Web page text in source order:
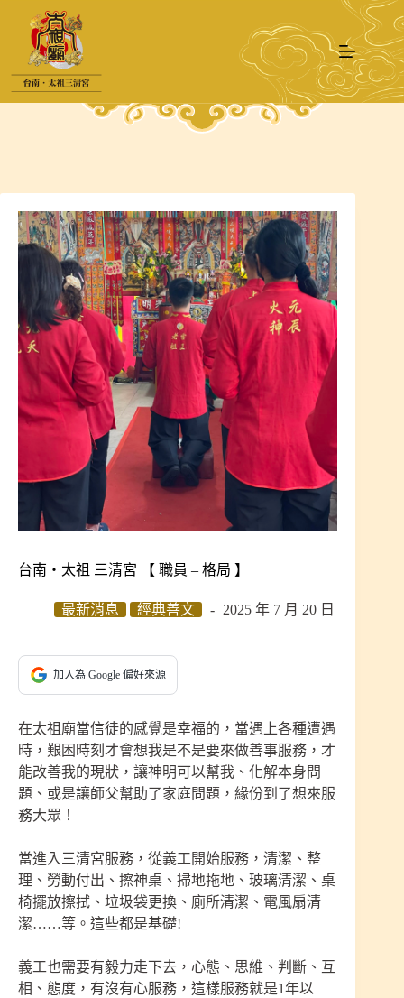
要
台南‧太祖 三清宮 【 職員 – 格局 】
最新消息 經典善文 2025 年 7 月 20 日
加入為 Google 偏好來源
在太祖廟當信徒的感覺是幸福的，當遇上各種遭遇
時，艱困時刻才會想我是不是要來做善事服務，才
能改善我的現狀，讓神明可以幫我、化解本身問
題、或是讓師父幫助了家庭問題，緣份到了想來服
務大眾！
當進入三清宮服務，從義工開始服務，清潔、整
理、勞動付出、擦神桌、掃地拖地、玻璃清潔、桌
椅擺放擦拭、垃圾袋更換、廁所清潔、電風扇清
潔……等。這些都是基礎!
義工也需要有毅力走下去，心態、思維、判斷、互
相、態度，有沒有心服務，這樣服務就是1年以